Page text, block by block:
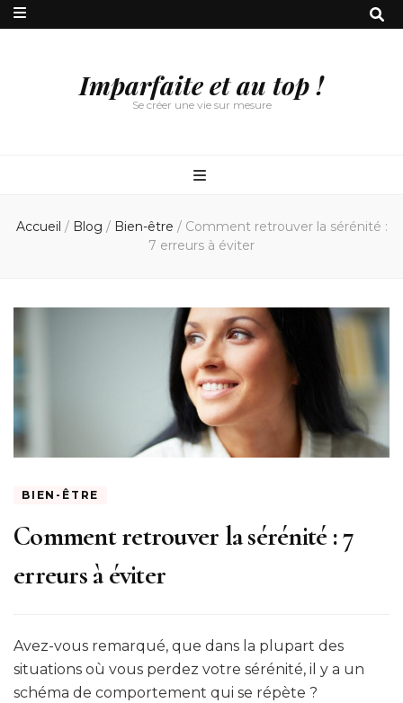
Imparfaite et au top !
Se créer une vie sur mesure
Accueil / Blog / Bien-être / Comment retrouver la sérénité :
7 erreurs à éviter
BIEN-ÊTRE
Comment retrouver la sérénité : 7
erreurs à éviter
Avez-vous remarqué, que dans la plupart des
situations où vous perdez votre sérénité, il y a un
schéma de comportement qui se répète ?